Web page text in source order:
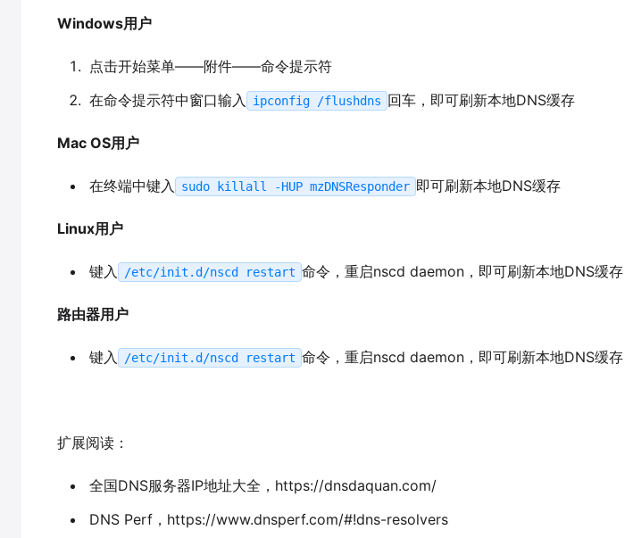
Windows用户
点击开始菜单——附件——命令提示符
在命令提示符中窗口输入
ipconfig /flushdns 回车，即可刷新本地DNS缓存
Mac OS用户
在终端中键入 sudo killall -HUP mzDNSResponder 即可刷新本地DNS缓存
Linux用户
键入 /etc/init.d/nscd restart 命令，重启nscd daemon，即可刷新本地DNS缓存
路由器用户
键入 /etc/init.d/nscd restart 命令，重启nscd daemon，即可刷新本地DNS缓存
扩展阅读：
全国DNS服务器IP地址大全，https://dnsdaquan.com/
DNS Perf，https://www.dnsperf.com/#!dns-resolvers